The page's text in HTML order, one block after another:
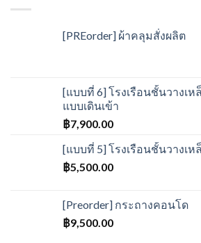
[PREorder] ผ้าคลุมสั่งผลิต
[แบบที่ 6] โรงเรือนชั้นวางเ
แบบเดินเข้า
฿7,900.00
[แบบที่ 5] โรงเรือนชั้นวางเห
฿5,500.00
[Preorder] กระถางคอนโด
฿9,500.00